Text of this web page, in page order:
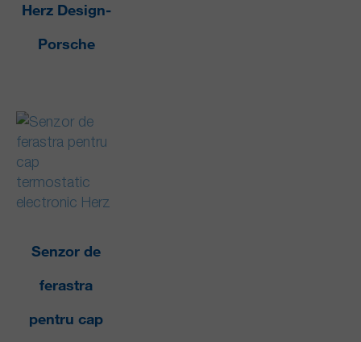
Herz Design-
Porsche
Senzor de
ferastra
pentru cap